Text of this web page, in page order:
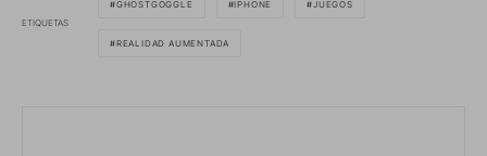
ETIQUETAS
GHOSTGOGGLE IPHONE JUEGOS
REALIDAD AUMENTADA